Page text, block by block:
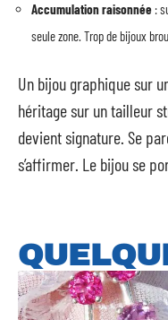
Accumulation raisonnée :
seule zone. Trop de bijoux
Un bijou graphique sur
héritage sur un tailleur
devient signature. Se
s’affirmer. Le bijou se